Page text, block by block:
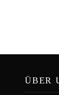
ÜBER